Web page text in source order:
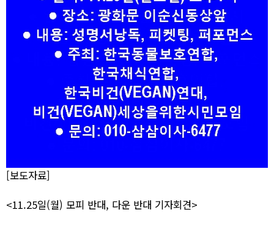
[보도자료]
<11.25일(월) 모피 반대, 다운 반대 기자회견>